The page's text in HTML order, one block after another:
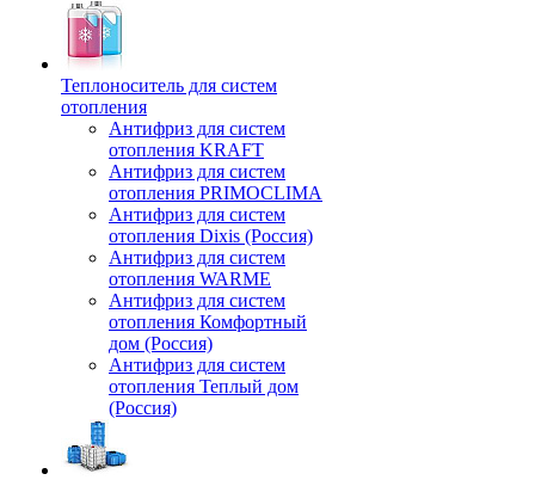
Теплоноситель для систем
отопления
Антифриз для систем
отопления KRAFT
Антифриз для систем
отопления PRIMOCLIMA
Антифриз для систем
отопления Dixis (Россия)
Антифриз для систем
отопления WARME
Антифриз для систем
отопления Комфортный
дом (Россия)
Антифриз для систем
отопления Теплый дом
(Россия)